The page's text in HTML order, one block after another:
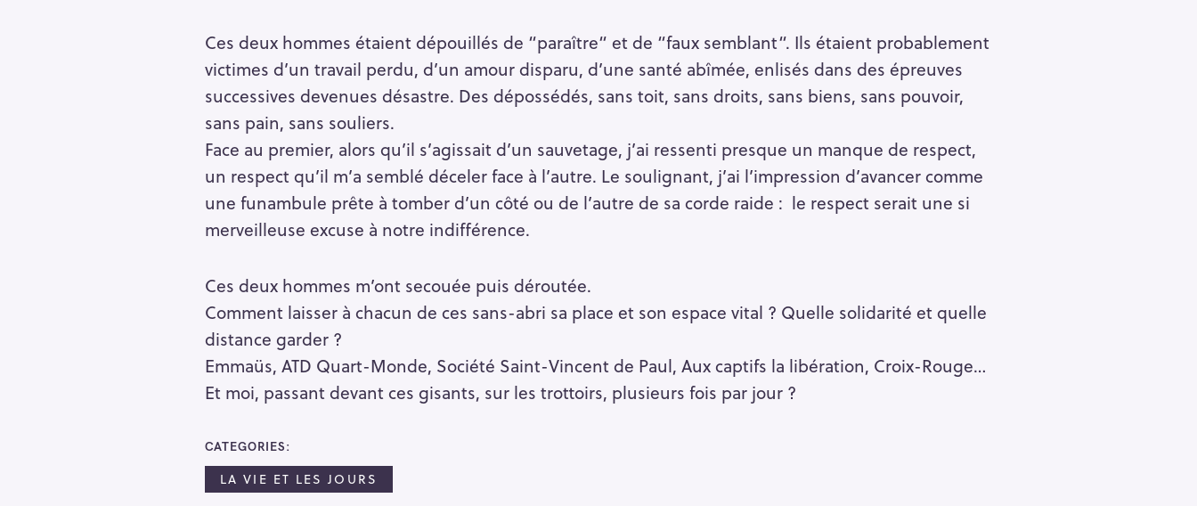
Ces deux hommes étaient dépouillés de “paraître“ et de “faux semblant“. Ils étaient probablement
victimes d’un travail perdu, d’un amour disparu, d’une santé abîmée, enlisés dans des épreuves
successives devenues désastre. Des dépossédés, sans toit, sans droits, sans biens, sans pouvoir,
sans pain, sans souliers.
Face au premier, alors qu’il s’agissait d’un sauvetage, j’ai ressenti presque un manque de respect,
un respect qu’il m’a semblé déceler face à l’autre. Le soulignant, j’ai l’impression d’avancer comme
une funambule prête à tomber d’un côté ou de l’autre de sa corde raide : le respect serait une si
merveilleuse excuse à notre indifférence.
Ces deux hommes m’ont secouée puis déroutée.
Comment laisser à chacun de ces sans-abri sa place et son espace vital ? Quelle solidarité et quelle
distance garder ?
Emmaüs, ATD Quart-Monde, Société Saint-Vincent de Paul, Aux captifs la libération, Croix-Rouge…
Et moi, passant devant ces gisants, sur les trottoirs, plusieurs fois par jour ?
CATEGORIES
LA VIE ET LES JOURS